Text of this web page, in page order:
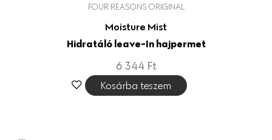
FOUR REASONS ORIGINAL
Moisture Mist
Hidratáló leave-In hajpermet
6 344 Ft
Kosárba teszem